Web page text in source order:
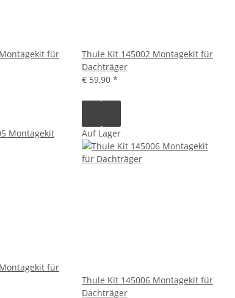
für
Thule Kit 145002 Montagekit für
Dachträger
€ 59,90 *
für
Auf Lager
Thule Kit 145006 Montagekit für
Dachträger